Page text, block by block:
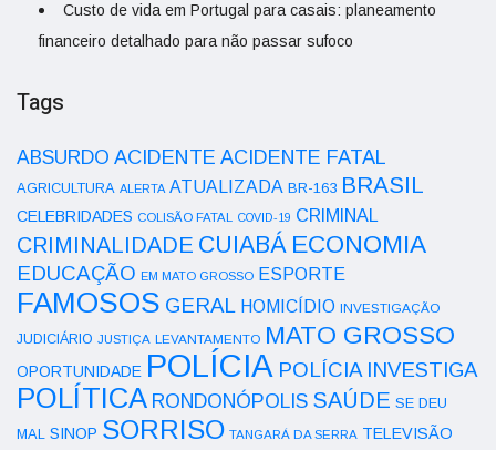
Custo de vida em Portugal para casais: planeamento
financeiro detalhado para não passar sufoco
Tags
ABSURDO ACIDENTE ACIDENTE FATAL
AGRICULTURA ALERTA ATUALIZADA BR-163 BRASIL
CELEBRIDADES COLISÃO FATAL COVID-19 CRIMINAL
CRIMINALIDADE CUIABÁ ECONOMIA
EDUCAÇÃO EM MATO GROSSO ESPORTE
FAMOSOS GERAL HOMICÍDIO INVESTIGAÇÃO
JUDICIÁRIO JUSTIÇA LEVANTAMENTO MATO GROSSO
OPORTUNIDADE POLÍCIA POLÍCIA INVESTIGA
POLÍTICA RONDONÓPOLIS SAÚDE SE DEU
MAL SINOP SORRISO TANGARÁ DA SERRA TELEVISÃO